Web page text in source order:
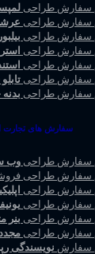
سفارش طراحی
سفارش طراحی
سفارش طراحی
سفارش طراحی
سفارش طراحی
سفارش طراحی
سفارش طراحی
سفارش های تجارت
سفارش طراحی وب
سفارش طراحی
سفارش طراحی
سفارش طراحی
سفارش طراحی بنر
سفارش طراحی
سفارش نویسندگی